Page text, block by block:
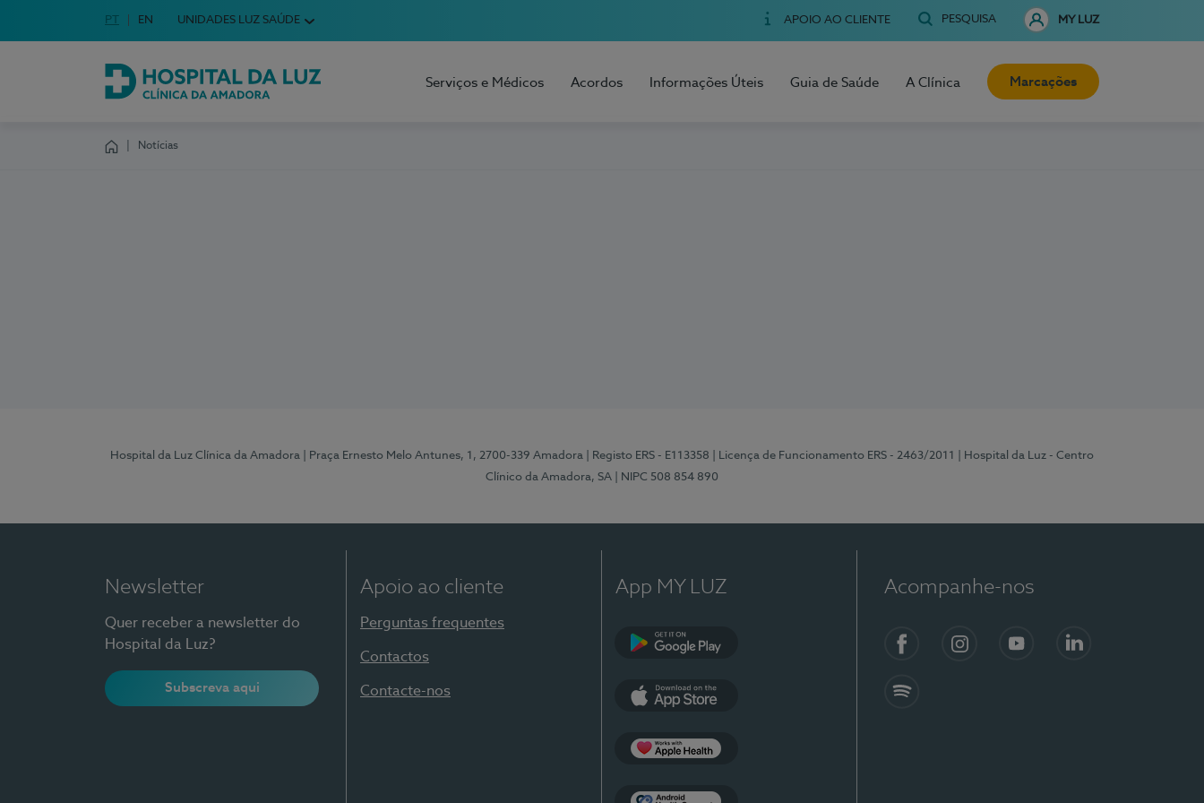
Escolha o seu idioma
Idioma em Português
PT English Language
EN UNIDADES LUZ SAÚDE APOIO AO CLIENTE PESQUISA MY LUZ
Hospital da Luz Clínica da Amadora
Serviços e Médicos Acordos Informações Úteis Guia de Saúde A Clínica Marcações
Notícias
Hospital da Luz Clínica da Amadora | Praça Ernesto Melo Antunes, 1, 2700-339 Amadora | Registo ERS - E113358 | Licença de Funcionamento ERS - 2463/2011
| Hospital da Luz - Centro
Clínico da Amadora, SA
| NIPC 508 854 890
Newsletter
Quer receber a newsletter do
Hospital da Luz?
Subscreva aqui
Apoio ao cliente
Perguntas frequentes
Contactos
Contacte-nos
App MY LUZ Acompanhe-nos